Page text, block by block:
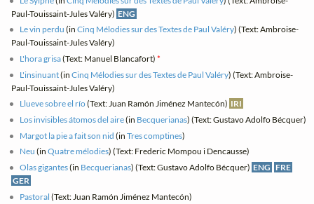
Paul-Touissaint-Jules Valéry) ENG
Le vin perdu (inCinq Mélodies sur des Textes de Paul Valéry) (Text: Ambroise-
Paul-Touissaint-Jules Valéry)
L'hora grisa(Text: Manuel Blancafort)*
L'insinuant(inCinq Mélodies sur des Textes de Paul Valéry) (Text: Ambroise-
Paul-Touissaint-Jules Valéry)
Llueve sobre el río(Text: Juan Ramón Jiménez Mantecón) IRI
Los invisibles átomos del aire(in Becquerianas) (Text: Gustavo Adolfo Bécquer)
Margot la pie a fait son nid (inTres comptines)
Neu (inQuatre mélodies) (Text: Frederic Mompou i Dencausse)
Olas gigantes(in Becquerianas) (Text: Gustavo Adolfo Bécquer) ENG FRE
GER
Pastoral (Text: Juan Ramón Jiménez Mantecón)